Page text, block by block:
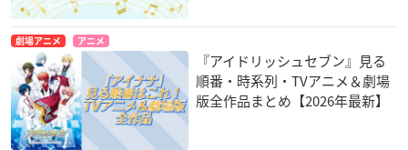
劇場アニメ アニメ
『アイドリッシュセブン』見る
順番・時系列・TVアニメ＆劇場
版全作品まとめ【2026年最新】